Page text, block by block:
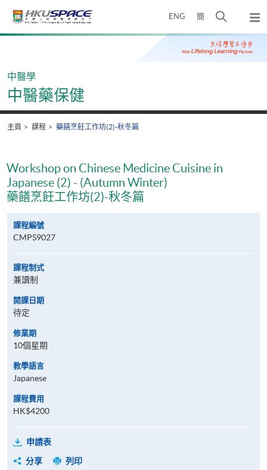
ENG 簡
開
搜
尋
彈
出
主
Main
中醫學
中醫藥保健
主頁 課程 藥饍烹飪工作坊(2)-秋冬篇
Workshop on Chinese Medicine Cuisine in
Japanese (2) - (Autumn Winter)
藥饍烹飪工作坊(2)-秋冬篇
課程編號
CMPS9027
課程制式
兼讀制
開課日期
待定
修業期
10個星期
教學語言
Japanese
課程費用
HK$4200
申請表
分享
列印